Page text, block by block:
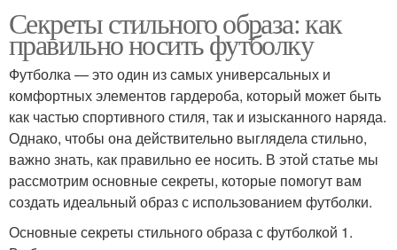
Секреты стильного образа: как
правильно носить футболку
Футболка — это один из самых универсальных и
комфортных элементов гардероба, который может быть
как частью спортивного стиля, так и изысканного наряда.
Однако, чтобы она действительно выглядела стильно,
важно знать, как правильно ее носить. В этой статье мы
рассмотрим основные секреты, которые помогут вам
создать идеальный образ с использованием футболки.
Основные секреты стильного образа с футболкой 1.